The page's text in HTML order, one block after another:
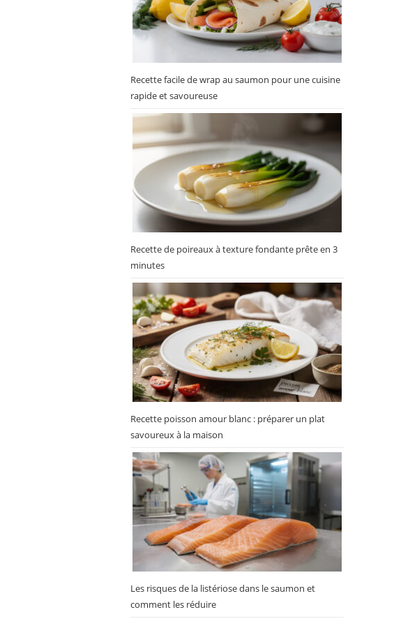
Recette facile de wrap au saumon pour une cuisine
rapide et savoureuse
Recette de poireaux à texture fondante prête en 3
minutes
Recette poisson amour blanc : préparer un plat
savoureux à la maison
Les risques de la listériose dans le saumon et
comment les réduire